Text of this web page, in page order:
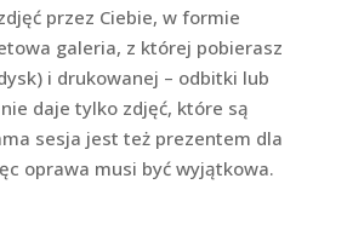
przez Ciebie, w formie
galeria, z której pobierasz
i drukowanej – odbitki lub
daje tylko zdjęć, które są
sesja jest też prezentem dla
oprawa musi być wyjątkowa.